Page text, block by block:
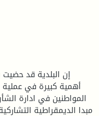
إن البلدية قد
أهمية كبيرة في
المواطنين في ادارة
مبدا الديمقراطية